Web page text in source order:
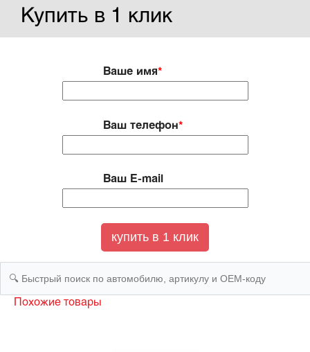
Купить в 1 клик
Ваше имя*
Ваш телефон*
Ваш E-mail
Похожие товары